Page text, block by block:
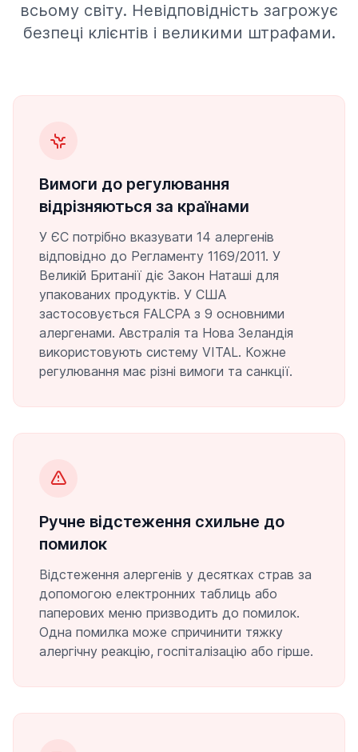
всьому світу. Невідповідність загрожує
безпеці клієнтів і великими штрафами.
Вимоги до регулювання
відрізняються за країнами
У ЄС потрібно вказувати 14 алергенів
відповідно до Регламенту 1169/2011. У
Великій Британії діє Закон Наташі для
упакованих продуктів. У США
застосовується FALCPA з 9 основними
алергенами. Австралія та Нова Зеландія
використовують систему VITAL. Кожне
регулювання має різні вимоги та санкції.
Ручне відстеження схильне до
помилок
Відстеження алергенів у десятках страв за
допомогою електронних таблиць або
паперових меню призводить до помилок.
Одна помилка може спричинити тяжку
алергічну реакцію, госпіталізацію або гірше.